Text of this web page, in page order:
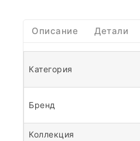
Описание Детали
Категория
Бренд
Коллекция